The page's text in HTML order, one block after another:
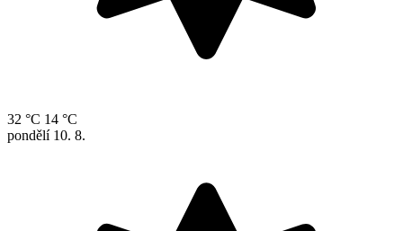
32 °C 14 °C
pondělí 10. 8.